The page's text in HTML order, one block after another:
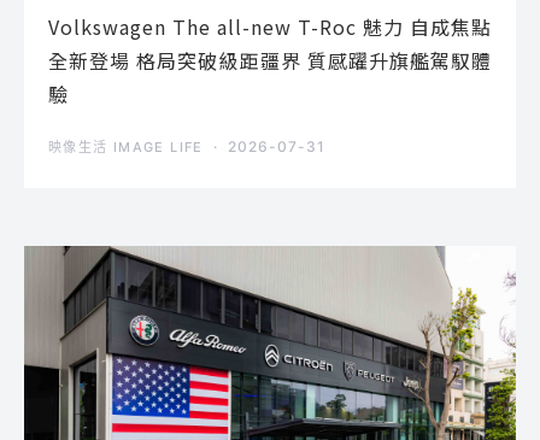
Volkswagen The all-new T-Roc 魅力 自成焦點
全新登場 格局突破級距疆界 質感躍升旗艦駕馭體
驗
映像生活 IMAGE LIFE 2026-07-31